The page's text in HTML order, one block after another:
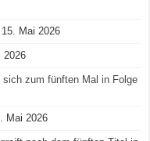
15. Mai 2026
2026
sich zum fünften Mal in Folge
Mai 2026